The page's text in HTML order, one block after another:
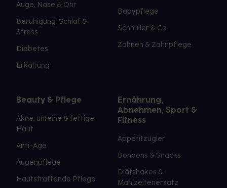
Auge, Nase & Ohr
Beruhigung, Schlaf &
Stress
Diabetes
Erkältung
Babypflege
Schnuller & Co.
Zahnen & Zahnpflege
Beauty & Pflege
Akne, unreine & fettige
Haut
Anti-Age
Augenpflege
Hautstraffende Pflege
Ernährung,
Abnehmen, Sport &
Fitness
Appetitzügler
Bonbons & Snacks
Diätshakes &
Mahlzeitenersatz